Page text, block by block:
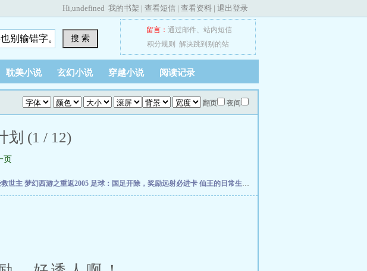
Hi,undefined 我的书架 | 查看短信 | 查看资料 | 退出登录
搜 索
留言： 通过邮件、 站内短信
积分规则
解决跳到别的站
耽美小说 玄幻小说 穿越小说 阅读记录
翻页 夜间
划 (1 / 12)
页
世主 梦幻西游之重返2005 足球：国足开除，奖励远射必进卡 仙王的日常生活